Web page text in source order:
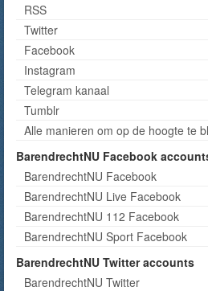
RSS
Twitter
Facebook
Instagram
Telegram kanaal
Tumblr
Alle manieren om op de hoogte te
BarendrechtNU Facebook
BarendrechtNU Facebook
BarendrechtNU Live Facebook
BarendrechtNU 112 Facebook
BarendrechtNU Sport Facebook
BarendrechtNU Twitter accounts
BarendrechtNU Twitter